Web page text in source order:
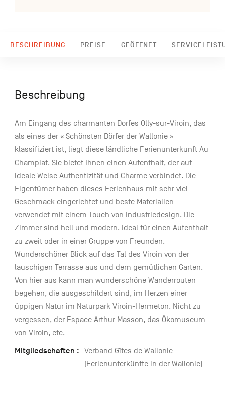
BESCHREIBUNG PREISE GEÖFFNET
Beschreibung
Am Eingang des charmanten Dorfes Olly-sur-Viroin, das
als eines der « Schönsten Dörfer der Wallonie »
klassifiziert ist, liegt diese ländliche Ferienunterkunft Au
Champiat. Sie bietet Ihnen einen Aufenthalt, der auf
ideale Weise Authentizität und Charme verbindet. Die
Eigentümer haben dieses Ferienhaus mit sehr viel
Geschmack eingerichtet und beste Materialien
verwendet mit einem Touch von Industriedesign. Die
Zimmer sind hell und modern. Ideal für einen Aufenthalt
zu zweit oder in einer Gruppe von Freunden.
Wunderschöner Blick auf das Tal des Viroin von der
lauschigen Terrasse aus und dem gemütlichen Garten.
Von hier aus kann man wunderschöne Wanderrouten
begehen, die ausgeschildert sind, im Herzen einer
üppigen Natur im Naturpark Viroin-Hermeton. Nicht zu
vergessen, der Espace Arthur Masson, das Ökomuseum
von Viroin, etc.
Mitgliedschaften :
Verband Gîtes de Wallonie
(Ferienunterkünfte in der Wallonie)